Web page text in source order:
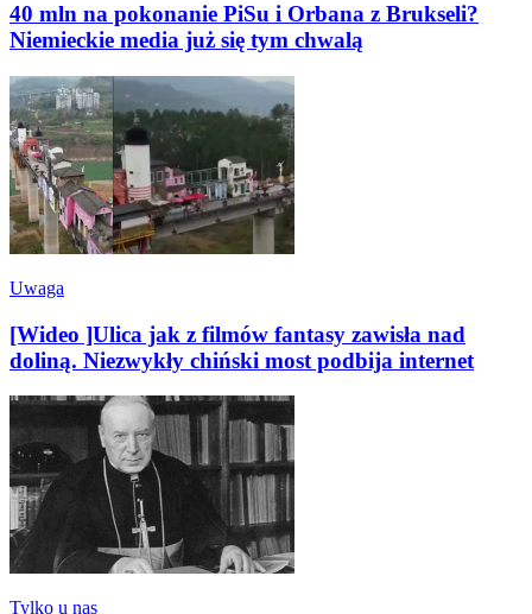
40 mln na pokonanie PiSu i Orbana z Brukseli?
Niemieckie media już się tym chwalą
Uwaga
[Wideo ]Ulica jak z filmów fantasy zawisła nad
doliną. Niezwykły chiński most podbija internet
Tylko u nas